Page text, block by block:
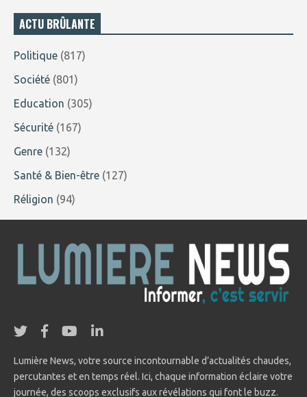
ACTU BRÛLANTE
Politique (817)
Société (801)
Education (305)
Sécurité (167)
Genre (132)
Santé & Bien-être (127)
Réligion (94)
Lumière News, votre source incontournable d’actualités chaudes,
percutantes et en temps réel. Ici, chaque information éclaire votre
journée, des scoops exclusifs aux révélations qui font le buzz.